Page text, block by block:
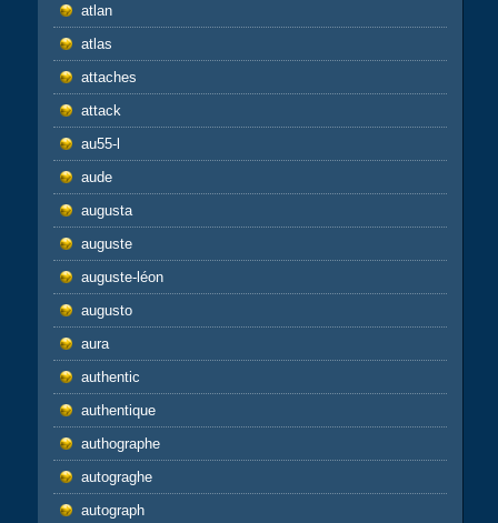
atlan
atlas
attaches
attack
au55-l
aude
augusta
auguste
auguste-léon
augusto
aura
authentic
authentique
authographe
autograghe
autograph